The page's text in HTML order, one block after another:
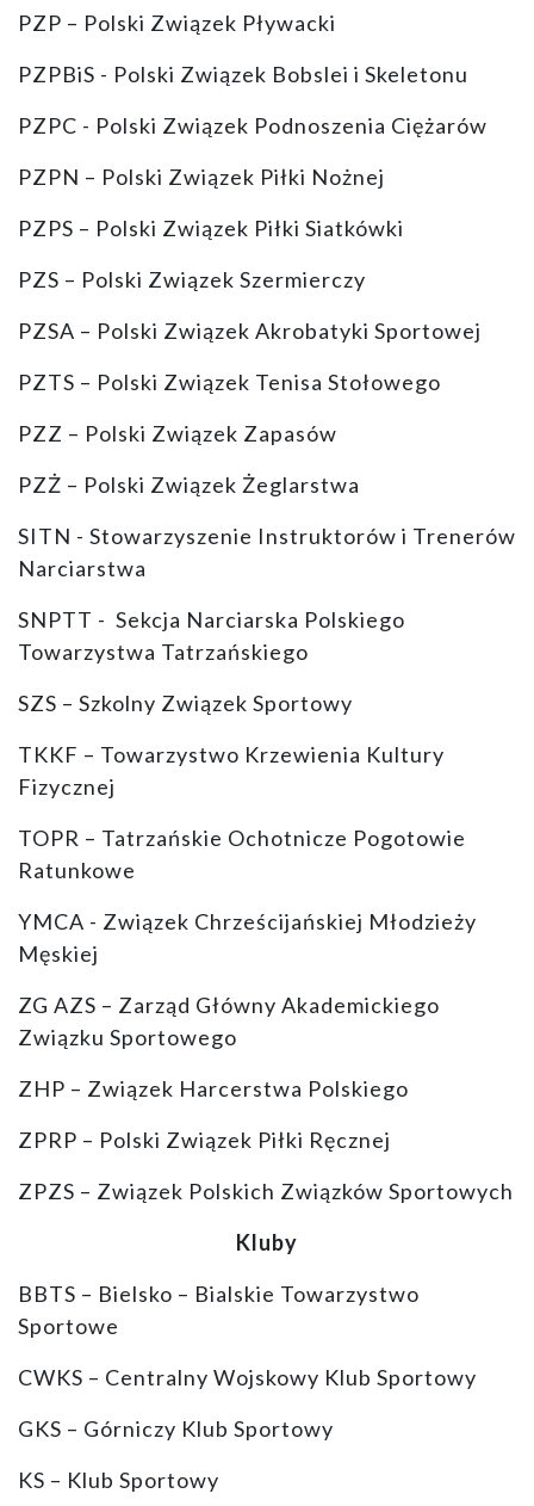
PZP – Polski Związek Pływacki
PZPBiS - Polski Związek Bobslei i Skeletonu
PZPC - Polski Związek Podnoszenia Ciężarów
PZPN – Polski Związek Piłki Nożnej
PZPS – Polski Związek Piłki Siatkówki
PZS – Polski Związek Szermierczy
PZSA – Polski Związek Akrobatyki Sportowej
PZTS – Polski Związek Tenisa Stołowego
PZZ – Polski Związek Zapasów
PZŻ – Polski Związek Żeglarstwa
SITN - Stowarzyszenie Instruktorów i Trenerów
Narciarstwa
SNPTT - Sekcja Narciarska Polskiego
Towarzystwa Tatrzańskiego
SZS – Szkolny Związek Sportowy
TKKF – Towarzystwo Krzewienia Kultury
Fizycznej
TOPR – Tatrzańskie Ochotnicze Pogotowie
Ratunkowe
YMCA - Związek Chrześcijańskiej Młodzieży
Męskiej
ZG AZS – Zarząd Główny Akademickiego
Związku Sportowego
ZHP – Związek Harcerstwa Polskiego
ZPRP – Polski Związek Piłki Ręcznej
ZPZS – Związek Polskich Związków Sportowych
Kluby
BBTS – Bielsko – Bialskie Towarzystwo
Sportowe
CWKS – Centralny Wojskowy Klub Sportowy
GKS – Górniczy Klub Sportowy
KS – Klub Sportowy